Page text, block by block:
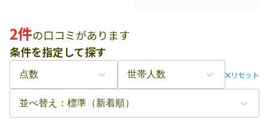
2件の口コミがあります
条件を指定して探す
リセット